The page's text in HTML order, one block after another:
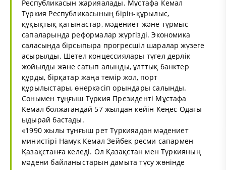
Республикасын жарияалады. Мұстафа Кемал
Түркия Республикасының бірін-құрылыс,
құқықтық қатынастар, мәдениет және тұрмыс
сапаларында реформалар жүргізді. Экономика
саласында бірсыпыра прогресшіл шаралар жүзеге
асырылды. Шетел концессиялары түгел дерлік
жойылды және сатып алынды, ұлттық банктер
құрды, бірқатар жаңа темір жол, порт
құрылыстары, өнеркәсіп орындары салынды.
Сонымен тұңғыш Түркия Президенті Мұстафа
Кемал болжағандай 57 жылдан кейін Кеңес Одағы
ыдырай бастады.
«1990 жылы тұнғыш рет Түркияадан мәдениет
министірі Намук Кемал Зейбек ресми сапармен
Қазақстанға келеді. Ол Қазақстан мен Түркияның
мәдени байланыстарын дамыта түсу жөнінде